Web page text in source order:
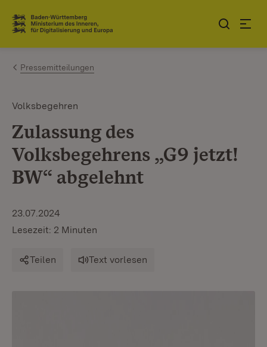
Zum Inhalt springen
Link zur Startseite
Pressemitteilungen
Volksbegehren
Zulassung des
Volksbegehrens „G9 jetzt!
BW“ abgelehnt
23.07.2024
Lesezeit: 2 Minuten
Teilen Text vorlesen